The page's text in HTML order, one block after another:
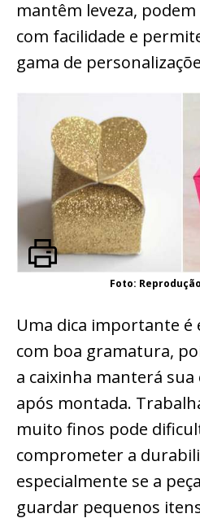
mantêm leveza,
com facilidade e
gama de
Foto:
Uma dica importante é
com boa gramatura,
a caixinha manterá
após montada.
muito finos pode
comprometer a
especialmente se a
guardar pequenos